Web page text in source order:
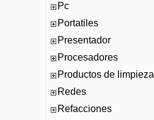
Pc
Portatiles
Presentador
Procesadores
Productos de limpieza
Redes
Refacciones